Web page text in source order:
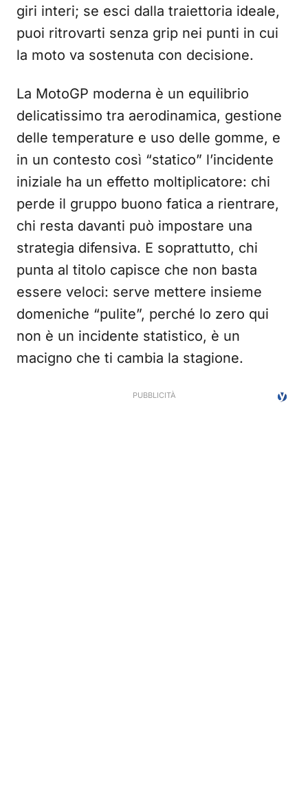
giri interi; se esci dalla traiettoria ideale,
puoi ritrovarti senza grip nei punti in cui
la moto va sostenuta con decisione.
La MotoGP moderna è un equilibrio
delicatissimo tra aerodinamica, gestione
delle temperature e uso delle gomme, e
in un contesto così “statico” l’incidente
iniziale ha un effetto moltiplicatore: chi
perde il gruppo buono fatica a rientrare,
chi resta davanti può impostare una
strategia difensiva. E soprattutto, chi
punta al titolo capisce che non basta
essere veloci: serve mettere insieme
domeniche “pulite”, perché lo zero qui
non è un incidente statistico, è un
macigno che ti cambia la stagione.